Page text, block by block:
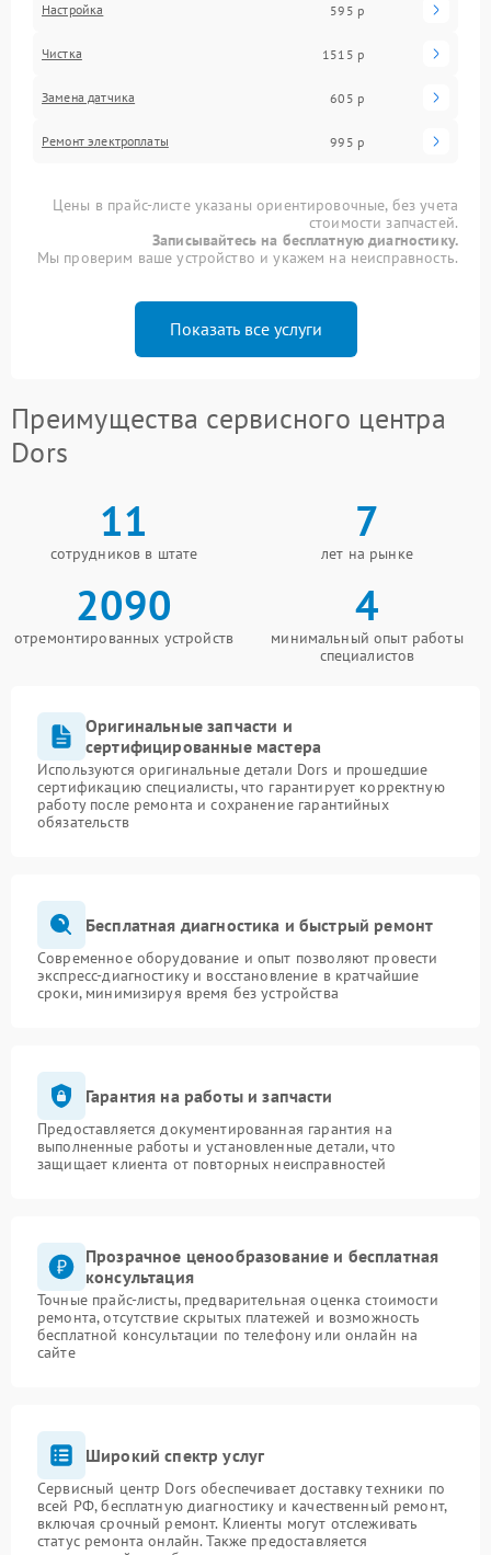
Настройка 595 р
Чистка 1515 р
Замена датчика 605 р
Ремонт электроплаты 995 р
Цены в прайс-листе указаны ориентировочные, без учета
стоимости запчастей.
Записывайтесь на бесплатную диагностику.
Мы проверим ваше устройство и укажем на неисправность.
Показать все услуги
Преимущества сервисного центра
Dors
11
сотрудников в штате
7
лет на рынке
2090
отремонтированных устройств
4
минимальный опыт работы
специалистов
Оригинальные запчасти и
сертифицированные мастера
Используются оригинальные детали Dors и прошедшие
сертификацию специалисты, что гарантирует корректную
работу после ремонта и сохранение гарантийных
обязательств
Бесплатная диагностика и быстрый ремонт
Современное оборудование и опыт позволяют провести
экспресс-диагностику и восстановление в кратчайшие
сроки, минимизируя время без устройства
Гарантия на работы и запчасти
Предоставляется документированная гарантия на
выполненные работы и установленные детали, что
защищает клиента от повторных неисправностей
Прозрачное ценообразование и бесплатная
консультация
Точные прайс-листы, предварительная оценка стоимости
ремонта, отсутствие скрытых платежей и возможность
бесплатной консультации по телефону или онлайн на
сайте
Широкий спектр услуг
Сервисный центр Dors обеспечивает доставку техники по
всей РФ, бесплатную диагностику и качественный ремонт,
включая срочный ремонт. Клиенты могут отслеживать
статус ремонта онлайн. Также предоставляется